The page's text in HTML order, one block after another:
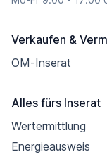
Verkaufen &
OM-Inserat
Alles fürs Inserat
Wertermittlung
Energieausweis